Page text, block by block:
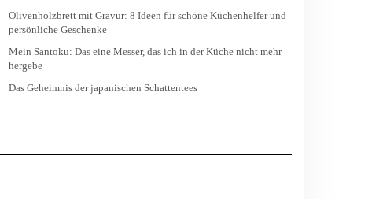
Olivenholzbrett mit Gravur: 8 Ideen für schöne Küchenhelfer und
persönliche Geschenke
Mein Santoku: Das eine Messer, das ich in der Küche nicht mehr
hergebe
Das Geheimnis der japanischen Schattentees